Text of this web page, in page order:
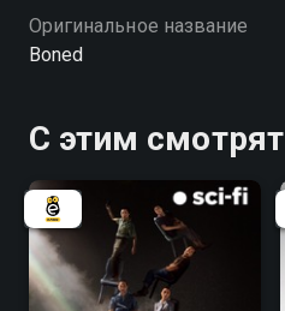
Оригинальное название
Boned
С этим смотрят